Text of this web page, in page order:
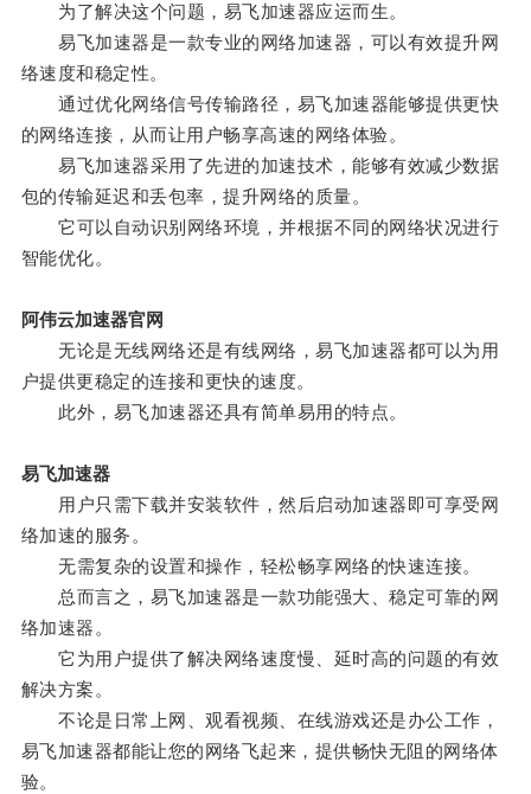
为了解决这个问题，易飞加速器应运而生。
易飞加速器是一款专业的网络加速器，可以有效提升网
络速度和稳定性。
通过优化网络信号传输路径，易飞加速器能够提供更快
的网络连接，从而让用户畅享高速的网络体验。
易飞加速器采用了先进的加速技术，能够有效减少数据
包的传输延迟和丢包率，提升网络的质量。
它可以自动识别网络环境，并根据不同的网络状况进行
智能优化。
阿伟云加速器官网
无论是无线网络还是有线网络，易飞加速器都可以为用
户提供更稳定的连接和更快的速度。
此外，易飞加速器还具有简单易用的特点。
易飞加速器
用户只需下载并安装软件，然后启动加速器即可享受网
络加速的服务。
无需复杂的设置和操作，轻松畅享网络的快速连接。
总而言之，易飞加速器是一款功能强大、稳定可靠的网
络加速器。
它为用户提供了解决网络速度慢、延时高的问题的有效
解决方案。
不论是日常上网、观看视频、在线游戏还是办公工作，
易飞加速器都能让您的网络飞起来，提供畅快无阻的网络体
验。